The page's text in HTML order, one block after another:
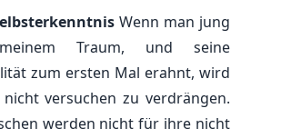
Wenn man jung
Traum, und seine
zum ersten Mal erahnt, wird
versuchen zu verdrängen.
werden nicht für ihre nicht